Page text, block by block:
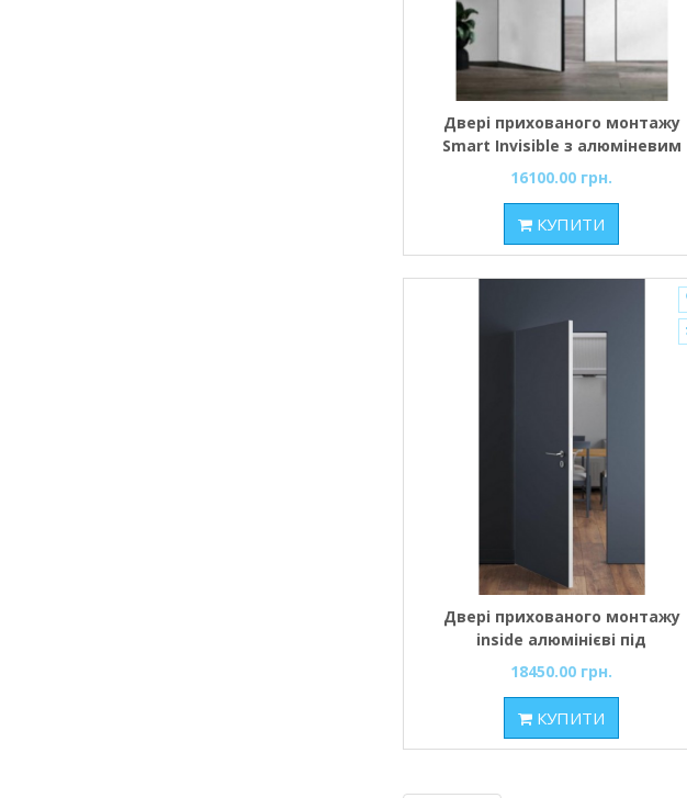
Двері прихованого монтажу
Smart Invisible з алюміневим
Чорним торцем під фарбування
16100.00 грн.
КУПИТИ
Двері прихованого монтажу
inside алюмінієві під
фарбування
18450.00 грн.
КУПИТИ